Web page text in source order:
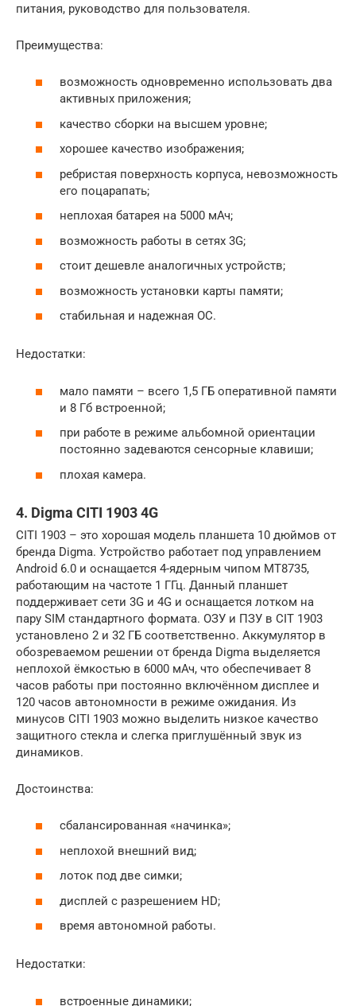
питания, руководство для пользователя.
Преимущества:
возможность одновременно использовать два
активных приложения;
качество сборки на высшем уровне;
хорошее качество изображения;
ребристая поверхность корпуса, невозможность
его поцарапать;
неплохая батарея на 5000 мАч;
возможность работы в сетях 3G;
стоит дешевле аналогичных устройств;
возможность установки карты памяти;
стабильная и надежная ОС.
Недостатки:
мало памяти – всего 1,5 ГБ оперативной памяти
и 8 Гб встроенной;
при работе в режиме альбомной ориентации
постоянно задеваются сенсорные клавиши;
плохая камера.
4. Digma CITI 1903 4G
CITI 1903 – это хорошая модель планшета 10 дюймов от
бренда Digma. Устройство работает под управлением
Android 6.0 и оснащается 4-ядерным чипом MT8735,
работающим на частоте 1 ГГц. Данный планшет
поддерживает сети 3G и 4G и оснащается лотком на
пару SIM стандартного формата. ОЗУ и ПЗУ в CIT 1903
установлено 2 и 32 ГБ соответственно. Аккумулятор в
обозреваемом решении от бренда Digma выделяется
неплохой ёмкостью в 6000 мАч, что обеспечивает 8
часов работы при постоянно включённом дисплее и
120 часов автономности в режиме ожидания. Из
минусов CITI 1903 можно выделить низкое качество
защитного стекла и слегка приглушённый звук из
динамиков.
Достоинства:
сбалансированная «начинка»;
неплохой внешний вид;
лоток под две симки;
дисплей с разрешением HD;
время автономной работы.
Недостатки:
встроенные динамики;